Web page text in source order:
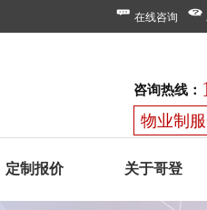
在线咨询
咨询热线：
物业制
定制报价 关于哥登